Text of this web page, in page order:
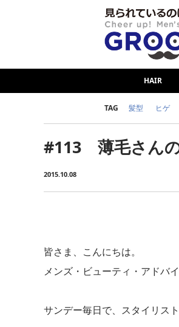
HAIR
TAG 髪型 ヒゲ
女の本音
#113 薄毛さん
2015.10.08
皆さま、こんにちは。
メンズ・ビューティ・アドバ
サンデー毎日で、スタイリス